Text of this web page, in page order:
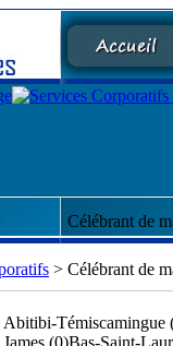
Célébrant de
> Célébrant de
Abitibi-Témiscamingue
James (0)Bas-Saint-